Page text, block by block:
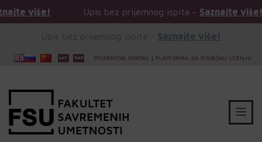
Upis bez prijemnog ispita -Saznajte više!
Upis bez prijemnog ispita - Saznajte više!
STUDENTSKI PORTAL | PLATFORMA ZA PODRŠKU UČENJU